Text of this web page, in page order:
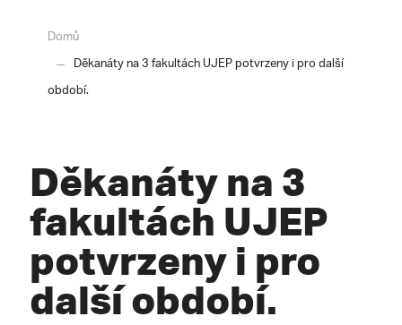
Domů
Děkanáty na 3 fakultách UJEP potvrzeny i pro další
období.
Děkanáty na 3
fakultách UJEP
potvrzeny i pro
další období.